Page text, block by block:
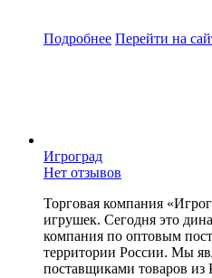
Подробнее Перейти на
Игроград
Нет отзывов
Торговая компания
игрушек. Сегодня это
компания по оптовым
территории России. Мы
поставщиками товаров из